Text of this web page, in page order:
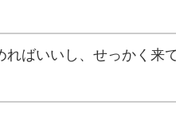
ばいいし、せっかく来